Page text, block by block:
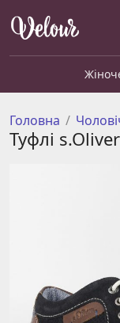
Головна
Туфлі